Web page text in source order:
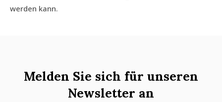
werden kann.
Melden Sie sich für unseren
Newsletter an